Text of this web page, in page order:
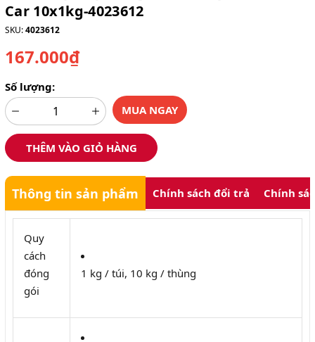
Car 10x1kg-4023612
SKU:4023612
167.000₫
Số lượng:
MUA NGAY
THÊM VÀO GIỎ HÀNG
Thông tin sản phẩm Chính sách đổi trả Chính
Quy
cách
đóng
gói
1 kg / túi, 10 kg / thùng